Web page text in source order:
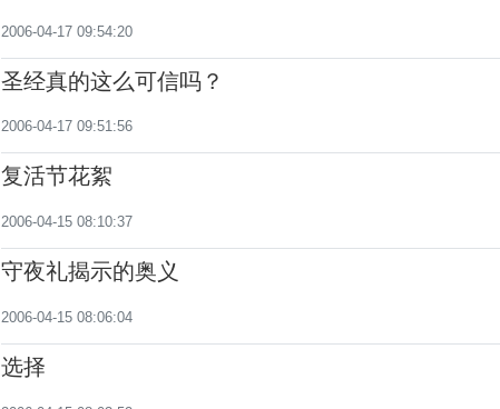
2006-04-17 09:54:20
圣经真的这么可信吗？
2006-04-17 09:51:56
复活节花絮
2006-04-15 08:10:37
守夜礼揭示的奥义
2006-04-15 08:06:04
选择